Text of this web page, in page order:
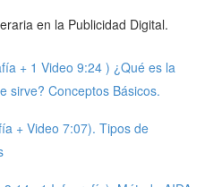
en la Publicidad Digital.
+ 1 Video 9:24 ) ¿Qué es la
sirve? Conceptos Básicos.
+ Video 7:07). Tipos de